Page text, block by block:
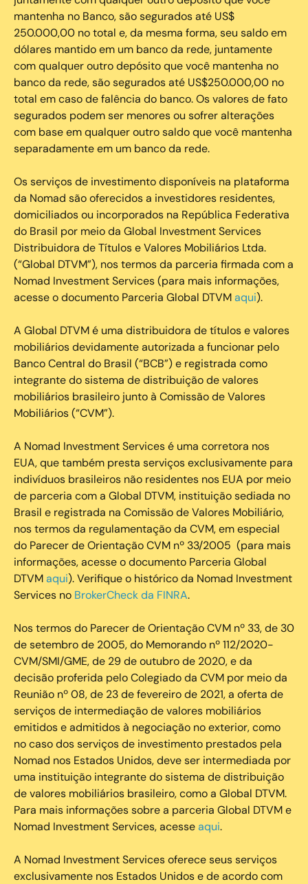
mantenha no Banco, são segurados até US$
250.000,00 no total e, da mesma forma, seu saldo em
dólares mantido em um banco da rede, juntamente
com qualquer outro depósito que você mantenha no
banco da rede, são segurados até US$250.000,00 no
total em caso de falência do banco. Os valores de fato
segurados podem ser menores ou sofrer alterações
com base em qualquer outro saldo que você mantenha
separadamente em um banco da rede.
Os serviços de investimento disponíveis na plataforma
da Nomad são oferecidos a investidores residentes,
domiciliados ou incorporados na República Federativa
do Brasil por meio da Global Investment Services
Distribuidora de Títulos e Valores Mobiliários Ltda.
(“Global DTVM”), nos termos da parceria firmada com a
Nomad Investment Services (para mais informações,
acesse o documento Parceria Global DTVMaqui).
A Global DTVM é uma distribuidora de títulos e valores
mobiliários devidamente autorizada a funcionar pelo
Banco Central do Brasil (“BCB”) e registrada como
integrante do sistema de distribuição de valores
mobiliários brasileiro junto à Comissão de Valores
Mobiliários (“CVM”).
‍A Nomad Investment Services é uma corretora nos
EUA, que também presta serviços exclusivamente para
indivíduos brasileiros não residentes nos EUA por meio
de parceria com a Global DTVM, instituição sediada no
Brasil e registrada na Comissão de Valores Mobiliário,
nos termos da regulamentação da CVM, em especial
do Parecer de Orientação CVM nº 33/2005 (para mais
informações, acesse o documento Parceria Global
DTVMaqui). Verifique o histórico da Nomad Investment
Services no BrokerCheck da FINRA.
Nos termos do Parecer de Orientação CVM nº 33, de 30
de setembro de 2005, do Memorando nº 112/2020-
CVM/SMI/GME, de 29 de outubro de 2020, e da
decisão proferida pelo Colegiado da CVM por meio da
Reunião nº 08, de 23 de fevereiro de 2021, a oferta de
serviços de intermediação de valores mobiliários
emitidos e admitidos à negociação no exterior, como
no caso dos serviços de investimento prestados pela
Nomad nos Estados Unidos, deve ser intermediada por
uma instituição integrante do sistema de distribuição
de valores mobiliários brasileiro, como a Global DTVM.
Para mais informações sobre a parceria Global DTVM e
Nomad Investment Services, acesseaqui.
A Nomad Investment Services oferece seus serviços
exclusivamente nos Estados Unidos e de acordo com